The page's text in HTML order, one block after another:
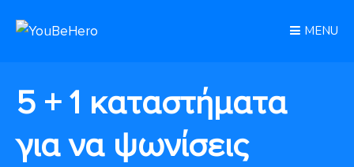
MENU
5 + 1 καταστήματα
για να ψωνίσεις